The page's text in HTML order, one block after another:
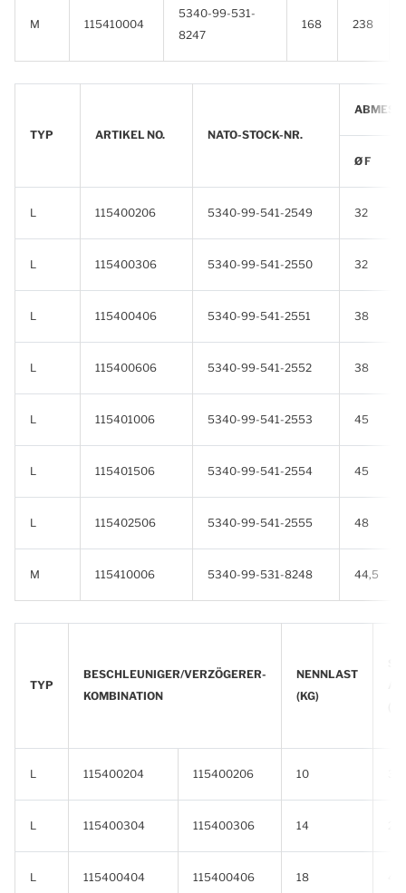
M 115410004
5340-99-531-
8247
168 238
TYP ARTIKEL NO. NATO-STOCK-NR.
Ø F
L 115400206 5340-99-541-2549 32
L 115400306 5340-99-541-2550 32
L 115400406 5340-99-541-2551 38
L 115400606 5340-99-541-2552 38
L 115401006 5340-99-541-2553 45
L 115401506 5340-99-541-2554 45
L 115402506 5340-99-541-2555 48
M 115410006 5340-99-531-8248 44,5
TYP
BESCHLEUNIGER/VERZÖGERER-
KOMBINATION
NENNLAST
(KG)
L 115400204 115400206 10
L 115400304 115400306 14
L 115400404 115400406 18